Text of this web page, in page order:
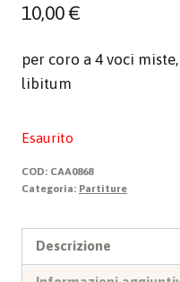
10,00€
per coro a 4 voci
libitum
Esaurito
COD: CAA0868
Categoria: Partiture
Descrizione